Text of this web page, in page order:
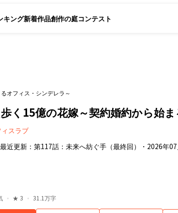
キング新着作品創作の庭コンテスト
オフィス・シンデレラ～
歩く15億の花嫁～契約婚約から始
スラブ
最近更新： 第117話：未来へ紡ぐ手（最終回） ・ 2026年
・ ★ 3 ・ 31.1万字